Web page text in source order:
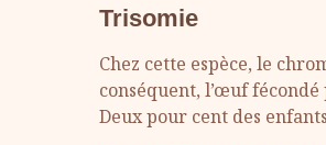
Trisomie
Chez cette espèce, le
conséquent, l’œuf
Deux pour cent des